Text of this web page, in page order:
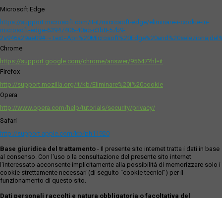
Microsoft Edge
https://support.microsoft.com/it-it/microsoft-edge/eliminare-i-cookie-in-
microsoft-edge-63947406-40ac-c3b8-57b9-
Chrome
https://support.google.com/chrome/answer/95647?hl=it
Firefox
http://support.mozilla.org/it/kb/Eliminare%20i%20cookie
Opera
http://www.opera.com/help/tutorials/security/privacy/
Safari
http://support.apple.com/kb/ph11920
Base giuridica del trattamento - Il presente sito internet tratta i dati in base
al consenso. Con l'uso o la consultazione del presente sito internet
l’interessato acconsente implicitamente alla possibilità di memorizzare solo i
cookie strettamente necessari (di seguito “cookie tecnici”) per il
funzionamento di questo sito.
Dati personali raccolti e natura obbligatoria o facoltativa del